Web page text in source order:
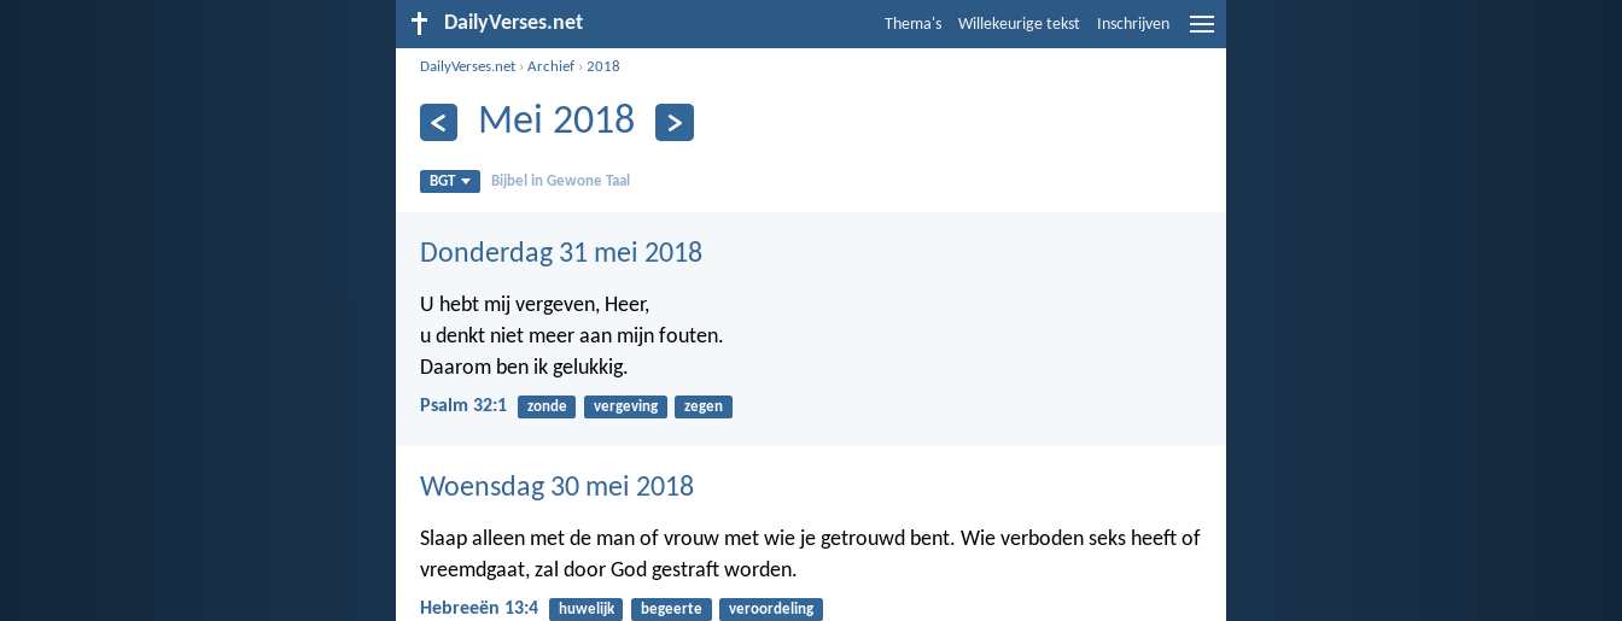
DailyVerses.net Thema's Willekeurige tekst Inschrijven
DailyVerses.net ›Archief ›2018
Mei 2018
BGT Bijbel in Gewone Taal
Donderdag 31 mei 2018
U hebt mij vergeven, Heer,
u denkt niet meer aan mijn fouten.
Daarom ben ik gelukkig.
Psalm 32:1 zonde vergeving zegen
Woensdag 30 mei 2018
Slaap alleen met de man of vrouw met wie je getrouwd bent. Wie verboden seks heeft of
vreemdgaat, zal door God gestraft worden.
Hebreeën 13:4 huwelijk begeerte veroordeling